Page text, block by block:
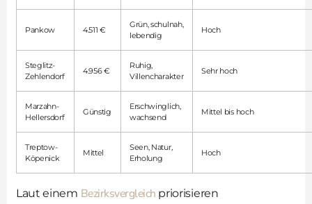
Pankow 4.511 €
Grün, schulnah,
lebendig
Hoch
Steglitz-
Zehlendorf
4.956 €
Ruhig,
Villencharakter
Sehr hoch
Marzahn-
Hellersdorf
Günstig
Erschwinglich,
wachsend
Mittel bis hoch
Treptow-
Köpenick
Mittel
Seen, Natur,
Erholung
Hoch
Laut einem Bezirksvergleich priorisieren